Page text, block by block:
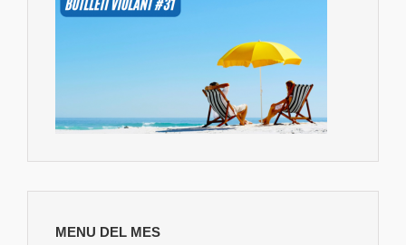
MENU DEL MES